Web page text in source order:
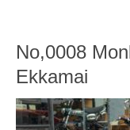
No,0008
Ekkamai